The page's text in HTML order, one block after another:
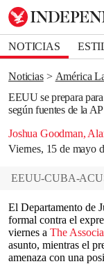
NOTICIAS
DEPORTES
Noticias
América
EEUU se prepara
según fuentes de la AP
Joshua Goodman,
Viernes, 15 de mayo
Bookmark
Removed from
Close popover
EEUU-CUBA-
El Departamento de
formal contra el
viernes a The
asunto, mientras el
amenaza con una